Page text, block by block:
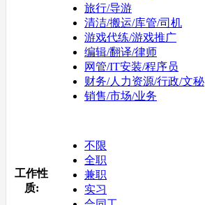
旅行/导游
清洁/搬运/库管/司机
游戏代练/游戏推广
编辑/翻译/律师
网管/IT安装/程序员
财务/人力资源/行政/文秘
销售/市场/业务
工作性
质:
不限
全职
兼职
实习